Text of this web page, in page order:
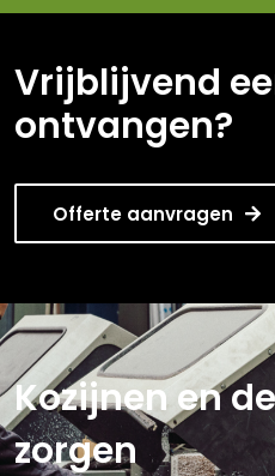
Vrijblijvend
ontvangen?
Offerte aanvragen
Kozijnen en
zorgen